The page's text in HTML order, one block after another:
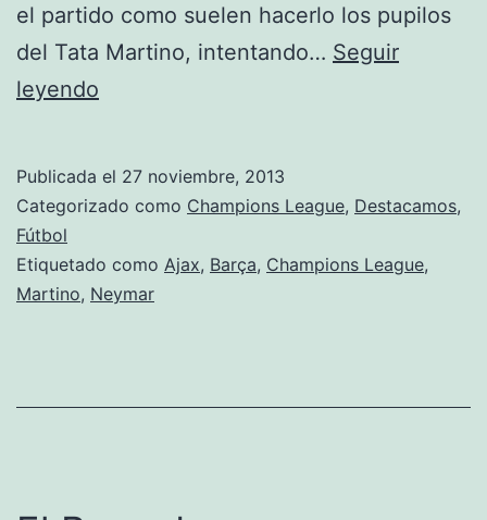
el partido como suelen hacerlo los pupilos
del Tata Martino, intentando… Seguir
leyendo
Publicada el 27 noviembre, 2013
Categorizado como Champions League, Destacamos,
Fútbol
Etiquetado como Ajax, Barça, Champions League,
Martino, Neymar